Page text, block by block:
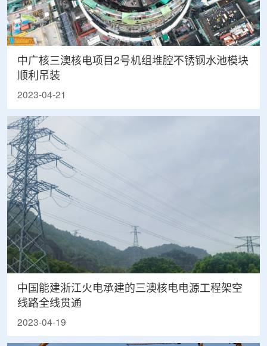
中广核三澳核电项目2号机组堆腔不锈钢水池模块
顺利吊装
2023-04-21
中国能建浙江火电承建的三澳核电电源工程架空
线路全线贯通
2023-04-19